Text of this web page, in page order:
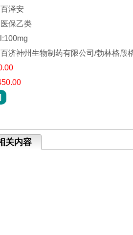
百泽安
医保乙类
济神州生物制药有限公司/勃林格殷
关内容